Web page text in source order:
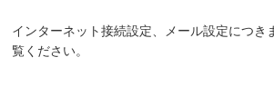
インターネット接続設定、メール設定につ
覧ください。